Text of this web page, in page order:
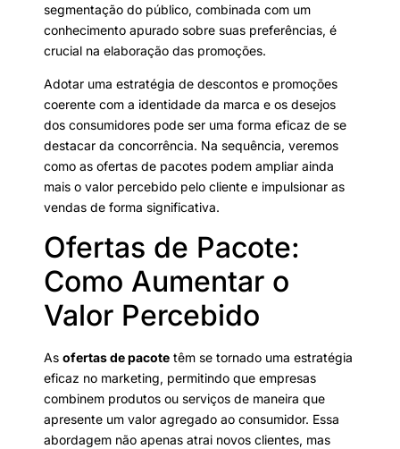
segmentação do público, combinada com um
conhecimento apurado sobre suas preferências, é
crucial na elaboração das promoções.
Adotar uma estratégia de descontos e promoções
coerente com a identidade da marca e os desejos
dos consumidores pode ser uma forma eficaz de se
destacar da concorrência. Na sequência, veremos
como as ofertas de pacotes podem ampliar ainda
mais o valor percebido pelo cliente e impulsionar as
vendas de forma significativa.
Ofertas de Pacote:
Como Aumentar o
Valor Percebido
As ofertas de pacote têm se tornado uma estratégia
eficaz no marketing, permitindo que empresas
combinem produtos ou serviços de maneira que
apresente um valor agregado ao consumidor. Essa
abordagem não apenas atrai novos clientes, mas